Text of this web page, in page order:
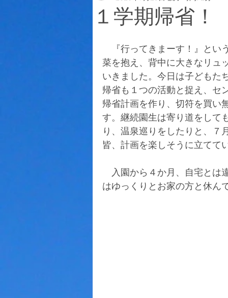
１学期帰省！
『行ってきまーす！』とい
菜を抱え、背中に大きなリュ
いきました。今日は子どもた
帰省も１つの活動と捉え、セ
帰省計画を作り、切符を買い
す。継続園生は寄り道をして
り、温泉巡りをしたりと、７
皆、計画を楽しそうに立てて
入園から４か月、自宅とは
はゆっくりとお家の方と休ん